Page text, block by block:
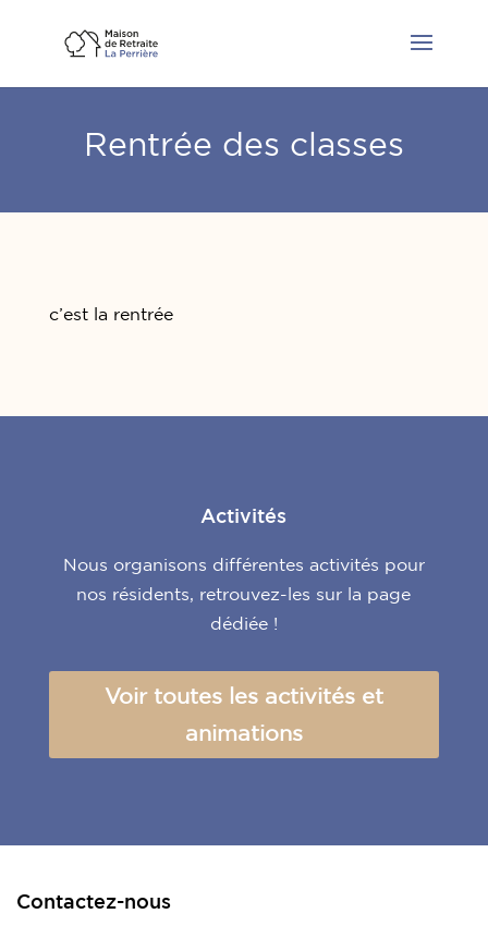
Rentrée des classes
c’est la rentrée
Activités
Nous organisons différentes activités pour
nos résidents, retrouvez-les sur la page
dédiée !
Voir toutes les activités et
animations
Contactez-nous